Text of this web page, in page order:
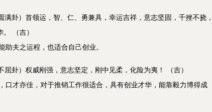
卦）首领运，智、仁、勇兼具，幸运吉祥，意志坚固，千挫不挠，
（吉）
夫之运程，也适合自己创业。
卦）权威刚强，意志坚定，刚中见柔，化险为夷！ （吉）
才亦佳，对于推销工作很适合，具有创业才华，能靠毅力博得成